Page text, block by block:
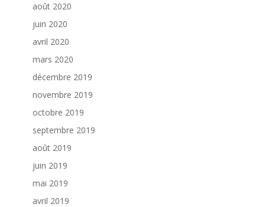
août 2020
juin 2020
avril 2020
mars 2020
décembre 2019
novembre 2019
octobre 2019
septembre 2019
août 2019
juin 2019
mai 2019
avril 2019